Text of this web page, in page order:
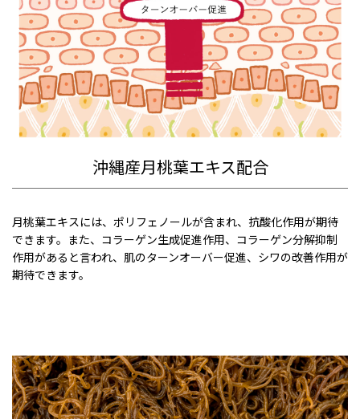
沖縄産月桃葉エキス配合
月桃葉エキスには、ポリフェノールが含まれ、抗酸化作用が期待
できます。また、コラーゲン生成促進作用、コラーゲン分解抑制
作用があると言われ、肌のターンオーバー促進、シワの改善作用が
期待できます。